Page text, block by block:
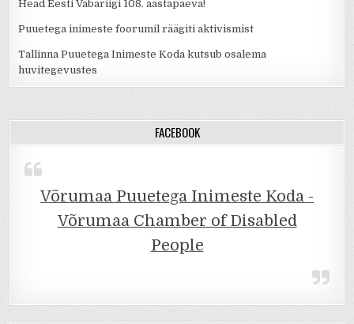
Head Eesti Vabariigi 108. aastapäeva!
Puuetega inimeste foorumil räägiti aktivismist
Tallinna Puuetega Inimeste Koda kutsub osalema
huvitegevustes
FACEBOOK
Võrumaa Puuetega Inimeste Koda -
Võrumaa Chamber of Disabled
People